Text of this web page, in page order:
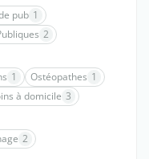
pub 1
2
1 Ostéopathes 1
à domicile 3
2